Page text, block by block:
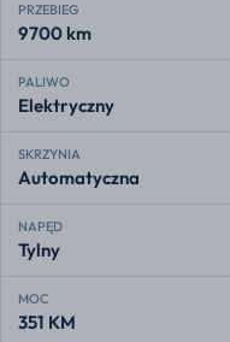
PRZEBIEG
9700 km
PALIWO
Elektryczny
SKRZYNIA
Automatyczna
NAPĘD
Tylny
MOC
351 KM